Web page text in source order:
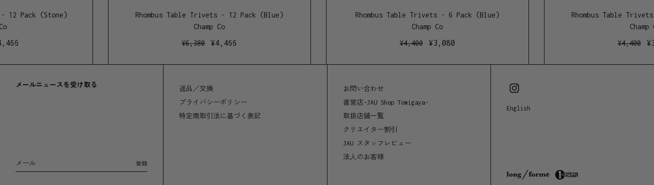
12 Pack (Stone)
Rhombus Table Trivets - 12 Pack (Blue)
Champ Co
6,380 4,466
Rhombus Table Trivets - 6 Pack (Blue)
Champ Co
4,400 3,080
Rhombus Table
Champ
4,400
メールニュースを受け取る
メール 登録
返品／交換
プライバシーポリシー
特定商取引法に基づく表記
お問い合わせ
直営店-JAU Shop Tomigaya-
取扱店舗一覧
クリエイター割引
JAU スタッフレビュー
法人のお客様
English